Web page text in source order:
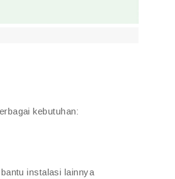
kebutuhan:
instalasi lainnya